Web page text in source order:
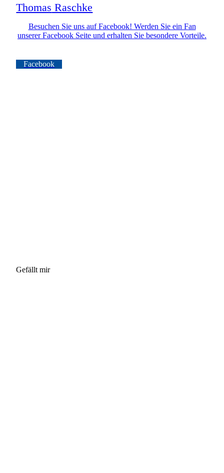
Thomas Raschke
Besuchen Sie uns auf Facebook! Werden Sie ein Fan
unserer Facebook Seite und erhalten Sie besondere Vorteile.
Facebook
Gefällt mir